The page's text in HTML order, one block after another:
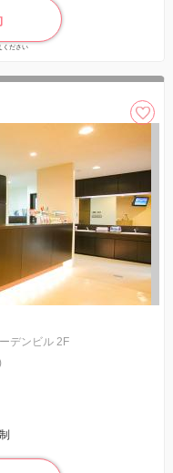
ください
デンビル 2F